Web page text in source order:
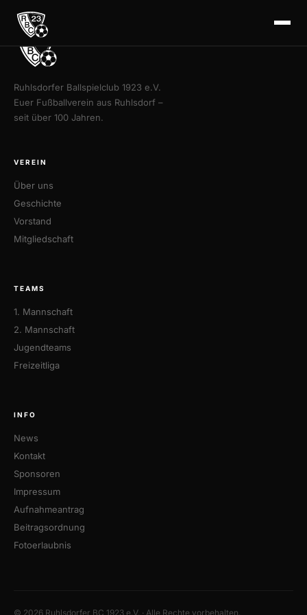
Ruhlsdorfer Ballspielclub 1923 e.V.
Euer Fußballverein aus Ruhlsdorf –
seit über 100 Jahren.
VEREIN
Über uns
Geschichte
Vorstand
Mitgliedschaft
TEAMS
1. Mannschaft
2. Mannschaft
Jugendteams
Freizeitliga
INFO
News
Kontakt
Sponsoren
Impressum
Aufnahmeantrag
Beitragsordnung
Fotoerlaubnis
© 2026 Ruhlsdorfer BC 1923 e.V. · Alle Rechte vorbehalten.